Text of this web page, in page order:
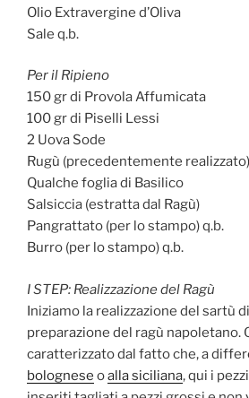
Olio Extravergine d’Oliva
Sale q.b.
Per il Ripieno
150 gr di Provola Affumicata
100 gr di Piselli Lessi
2 Uova Sode
Rugù (precedentemente realizzato)
Qualche foglia di Basilico
Salsiccia (estratta dal Ragù)
Pangrattato (per lo stampo) q.b.
Burro (per lo stampo) q.b.
I STEP: Realizzazione del Ragù
Iniziamo la realizzazione del sartù
preparazione del ragù napoletano.
caratterizzato dal fatto che, a
bolognese oalla siciliana, qui i